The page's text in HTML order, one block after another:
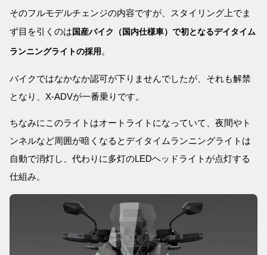
そのフルモデルチェンジの内容ですが、スタイリング上でま
ず目を引くのは国産バイク（国内仕様車）で初となるデイタイム
ランニングライトの採用 。
バイクではなかなか認可が下りませんでしたが、それも解禁
となり、X-ADVが一番乗りです。
ちなみにこのライトはオートライトになっていて、夜間やト
ンネルなど周囲が暗くなるとデイタイムランニングライトは
自動で消灯し、代わりに多灯のLEDヘッドライトが点灯する
仕組み。